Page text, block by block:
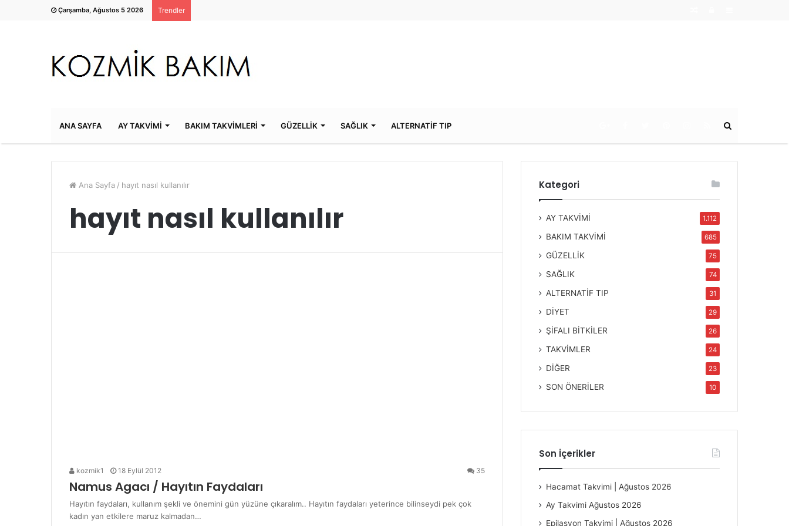
Çarşamba, Ağustos 5 2026 Trendler
ANA SAYFA AY TAKVİMİ BAKIM TAKVİMLERİ GÜZELLİK SAĞLIK ALTERNATİF TIP
Ana Sayfa / hayıt nasıl kullanılır
hayıt nasıl kullanılır
kozmik1 18 Eylül 2012 35
Namus Agacı / Hayıtın Faydaları
Hayıtın faydaları, kullanım şekli ve önemini gün yüzüne çıkaralım.. Hayıtın faydaları yeterince bilinseydi pek çok
kadın yan etkilere maruz kalmadan…
Kategori
AY TAKVİMİ 1.112
BAKIM TAKVİMİ 685
GÜZELLİK 75
SAĞLIK 74
ALTERNATİF TIP 31
DİYET 29
ŞİFALI BİTKİLER 26
TAKVİMLER 24
DİĞER 23
SON ÖNERİLER 10
Son İçerikler
Hacamat Takvimi | Ağustos 2026
Ay Takvimi Ağustos 2026
Epilasyon Takvimi | Ağustos 2026